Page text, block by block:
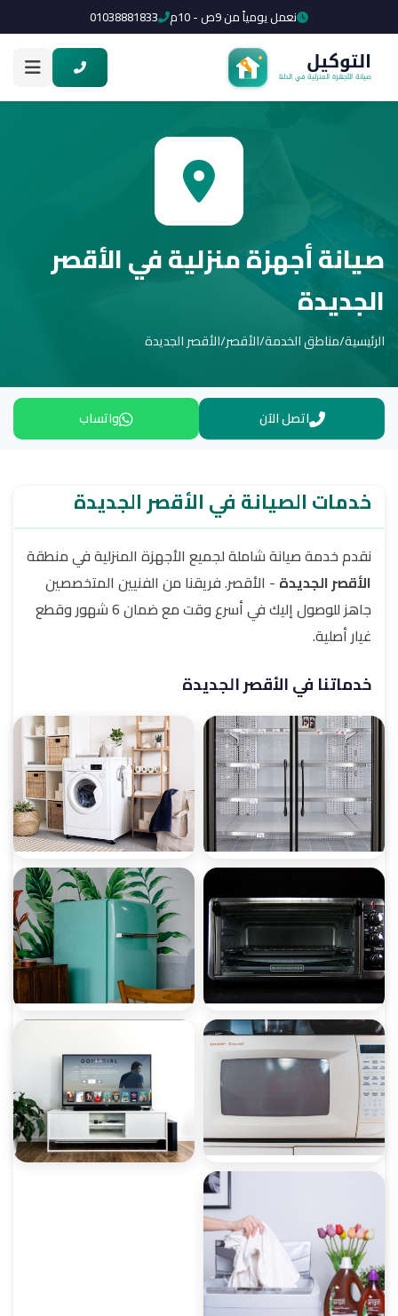
نعمل يومياً من 9ص - 10م 01038881833
صيانة أجهزة منزلية في الأقصر
الجديدة
الرئيسية/مناطق الخدمة/الأقصر/الأقصر الجديدة
اتصل الآن واتساب
خدمات الصيانة في الأقصر الجديدة
نقدم خدمة صيانة شاملة لجميع الأجهزة المنزلية في منطقة
الأقصر الجديدة - الأقصر. فريقنا من الفنيين المتخصصين
جاهز للوصول إليك في أسرع وقت مع ضمان 6 شهور وقطع
غيار أصلية.
خدماتنا في الأقصر الجديدة
صيانة ثلاجات صيانة غسالات
صيانة ميكروويف صيانة ديب فريزر
صيانة غسالات أطباق